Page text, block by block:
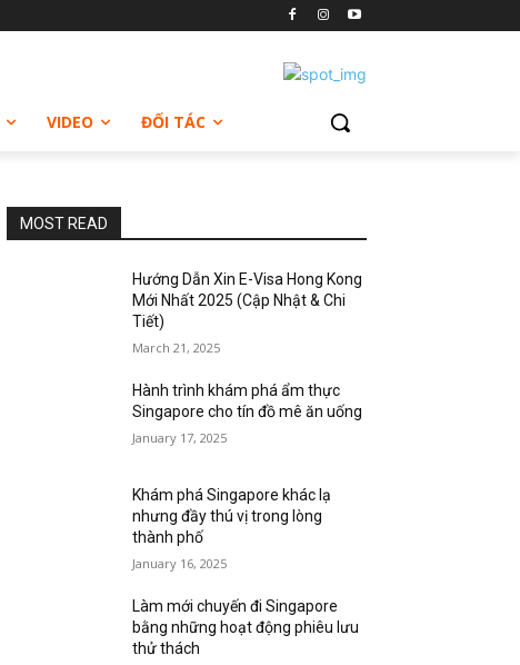
VIDEO ĐỐI TÁC
MOST READ
Hướng Dẫn Xin E-Visa Hong Kong
Mới Nhất 2025 (Cập Nhật & Chi
Tiết)
March 21, 2025
Hành trình khám phá ẩm thực
Singapore cho tín đồ mê ăn uống
January 17, 2025
Khám phá Singapore khác lạ
nhưng đầy thú vị trong lòng
thành phố
January 16, 2025
Làm mới chuyến đi Singapore
bằng những hoạt động phiêu lưu
thử thách